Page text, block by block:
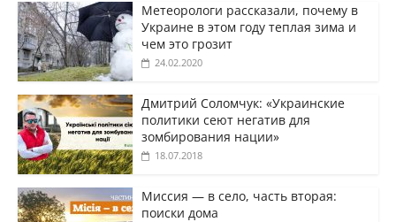
Метеорологи рассказали, почему в
Украине в этом году теплая зима и
чем это грозит
24.02.2020
Дмитрий Соломчук: «Украинские
политики сеют негатив для
зомбирования нации»
18.07.2018
Миссия — в село, часть вторая:
поиски дома